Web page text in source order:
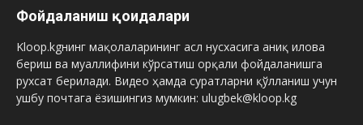
Фойдаланиш қоидалари
Kloop.kgнинг мақолаларининг асл нусхасига аниқ илова
бериш ва муаллифини кўрсатиш орқали фойдаланишга
рухсат берилади. Видео ҳамда суратларни қўлланиш учун
ушбу почтага ёзишингиз мумкин: ulugbek@kloop.kg